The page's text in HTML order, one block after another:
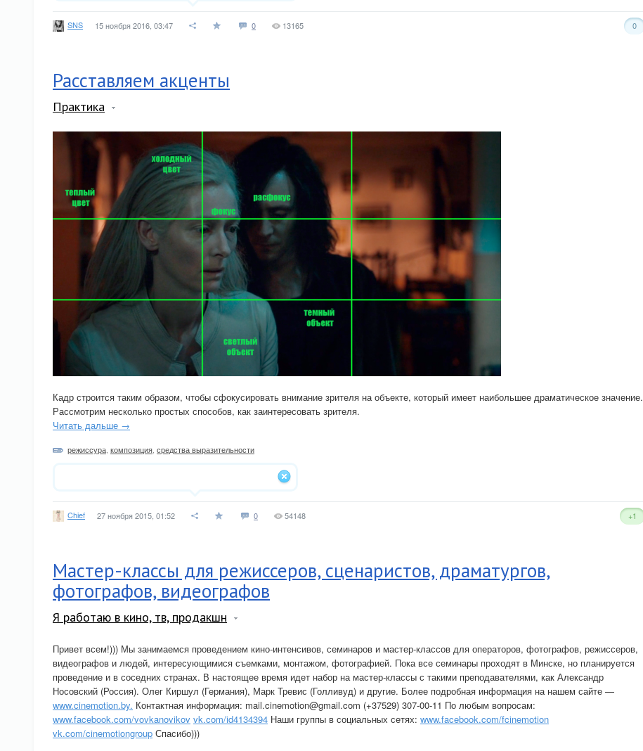
SNS 15 ноября 2016, 03:47 0 0
13165
Расставляем акценты
Практика
Кадр строится таким образом, чтобы сфокусировать внимание зрителя на объекте, который имеет наибольшее драматическое значение.
Рассмотрим несколько простых способов, как заинтересовать зрителя.
Читать дальше →
режиссура композиция средства выразительности
Chief 27 ноября 2015, 01:52 0 +1
54148
Мастер-классы для режиссеров, сценаристов, драматургов,
фотографов, видеографов
Я работаю в кино, тв, продакшн
Привет всем!))) Мы занимаемся проведением кино-интенсивов, семинаров и мастер-классов для операторов, фотографов, режиссеров,
видеографов и людей, интересующимися съемками, монтажом, фотографией. Пока все семинары проходят в Минске, но планируется
проведение и в соседних странах. В настоящее время идет набор на мастер-классы с такими преподавателями, как Александр
Носовский (Россия). Олег Киршул (Германия), Марк Тревис (Голливуд) и другие. Более подробная информация на нашем сайте —
www.cinemotion.by. Контактная информация: mail.cinemotion@gmail.com (+37529) 307-00-11 По любым вопросам:
www.facebook.com/vovkanovikov vk.com/id4134394 Наши группы в социальных сетях: www.facebook.com/fcinemotion
vk.com/cinemotiongroup Спасибо)))